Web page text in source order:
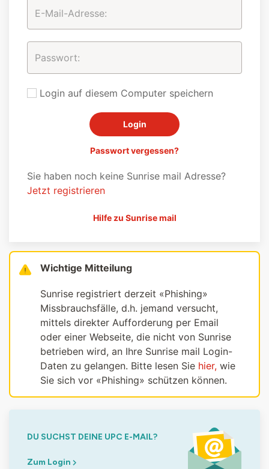
Login auf diesem Computer speichern
Passwort vergessen?
Sie haben noch keine Sunrise mail Adresse?
Jetzt registrieren
Hilfe zu Sunrise mail
Wichtige Mitteilung
Sunrise registriert derzeit «Phishing»
Missbrauchsfälle, d.h. jemand versucht,
mittels direkter Aufforderung per Email
oder einer Webseite, die nicht von Sunrise
betrieben wird, an Ihre Sunrise mail Login-
Daten zu gelangen. Bitte lesen Sie hier, wie
Sie sich vor «Phishing» schützen können.
DU SUCHST DEINE UPC E-MAIL?
Zum Login